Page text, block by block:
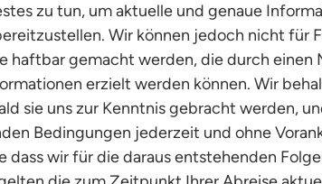
zu tun, um aktuelle und genaue
Wir können jedoch nicht für
haftbar gemacht werden, die durch einen
erzielt werden können. Wir
sie uns zur Kenntnis gebracht werden,
Bedingungen jederzeit und ohne
dass wir für die daraus entstehenden